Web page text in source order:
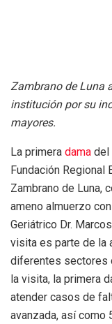
Zambrano de Luna
institución por su
mayores.
La primera dama del
Fundación Regional
Zambrano de Luna,
ameno almuerzo
Geriátrico Dr.
visita es parte de la
diferentes sectores
la visita, la primera
atender casos de
avanzada, así como